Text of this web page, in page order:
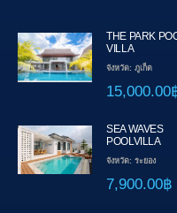
THE PARK
VILLA
จังหวัด: ภูเก็ต
15,000.00
SEA WAVES
POOLVILLA
จังหวัด: ระยอง
7,900.00฿